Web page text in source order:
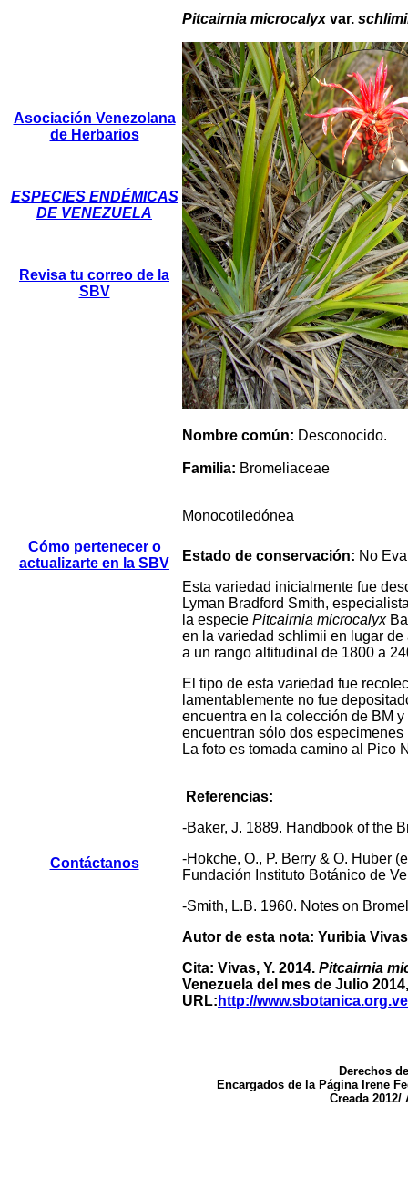
Pitcairnia microcalyx var.
Nombre común: Desconocido.
Familia: Bromeliaceae
Monocotiledónea
Estado de conservación: No
Esta variedad inicialmente fue
Lyman Bradford Smith,
la especie Pitcairnia microcalyx
en la variedad schlimii en lugar
a un rango altitudinal de 1800 a
El tipo de esta variedad fue
lamentablemente no fue
encuentra en la colección de BM
encuentran sólo dos
La foto es tomada camino al Pico
Referencias:
-Baker, J. 1889. Handbook of the
-Hokche, O., P. Berry & O. Huber
Fundación Instituto Botánico de
-Smith, L.B. 1960. Notes on
Autor de esta nota: Yuribia
Cita: Vivas, Y. 2014. Pitcairnia
Venezuela del mes de Julio
URL: http://
Asociación Venezolana
de Herbarios
ESPECIES ENDÉMICAS
DE VENEZUELA
Revisa tu correo de la
SBV
Cómo pertenecer o
actualizarte en la SBV
Contáctanos
Derechos
Encargados de la Página Irene
Creada 2012/